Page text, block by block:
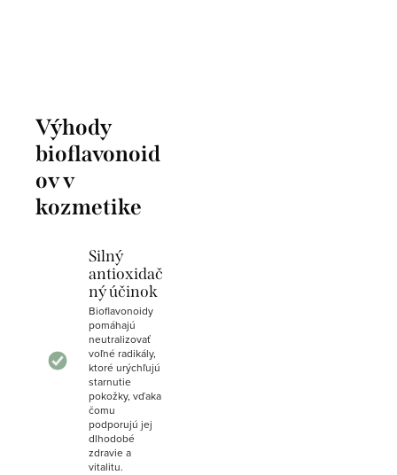
Výhody
bioflavonoid
ov v
kozmetike
Silný
antioxidač
ný účinok
Bioflavonoidy
pomáhajú
neutralizovať
voľné radikály,
ktoré urýchľujú
starnutie
pokožky, vďaka
čomu
podporujú jej
dlhodobé
zdravie a
vitalitu.